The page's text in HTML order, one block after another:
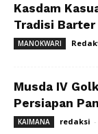
Kasdam
Tradisi
MANOKWARI
Musda IV
Persiapan
KAIMANA redaksi -